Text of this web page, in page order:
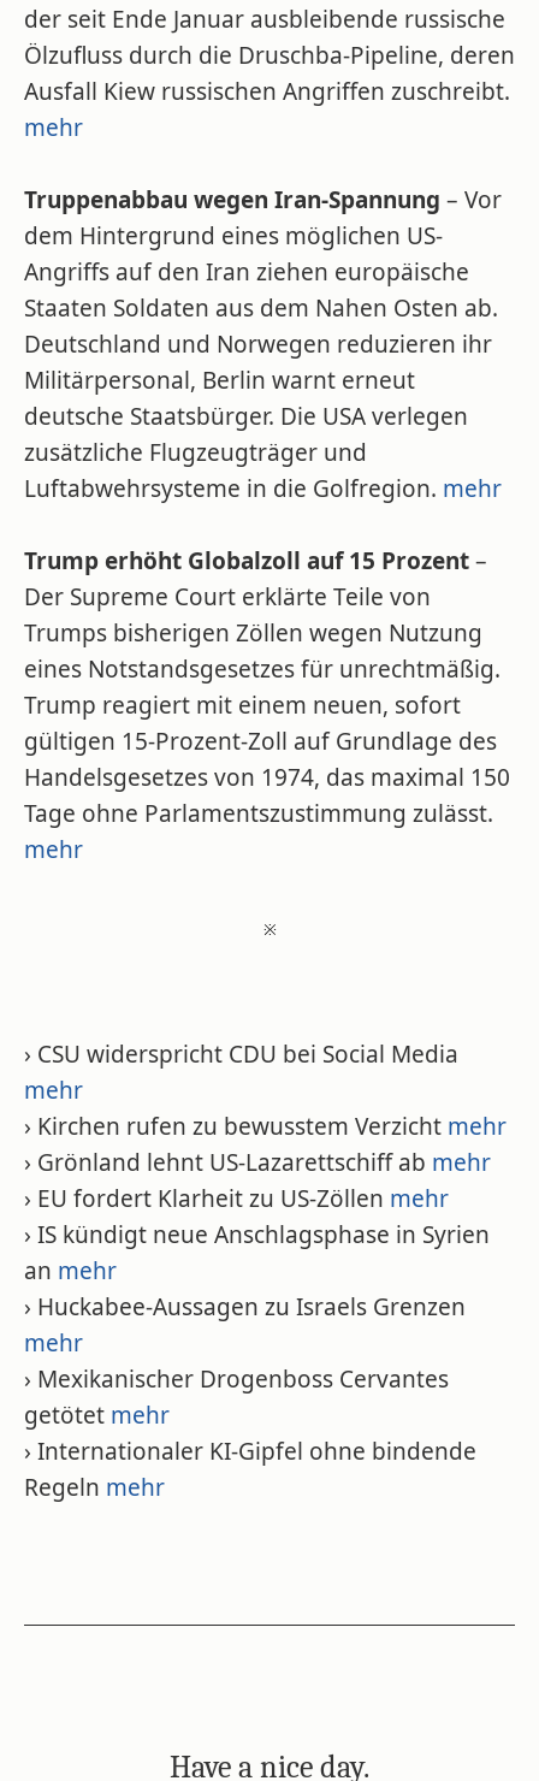
der seit Ende Januar ausbleibende russische
Ölzufluss durch die Druschba-Pipeline, deren
Ausfall Kiew russischen Angriffen zuschreibt.
mehr
Truppenabbau wegen Iran-Spannung – Vor
dem Hintergrund eines möglichen US-
Angriffs auf den Iran ziehen europäische
Staaten Soldaten aus dem Nahen Osten ab.
Deutschland und Norwegen reduzieren ihr
Militärpersonal, Berlin warnt erneut
deutsche Staatsbürger. Die USA verlegen
zusätzliche Flugzeugträger und
Luftabwehrsysteme in die Golfregion. mehr
Trump erhöht Globalzoll auf 15 Prozent–
Der Supreme Court erklärte Teile von
Trumps bisherigen Zöllen wegen Nutzung
eines Notstandsgesetzes für unrechtmäßig.
Trump reagiert mit einem neuen, sofort
gültigen 15-Prozent-Zoll auf Grundlage des
Handelsgesetzes von 1974, das maximal 150
Tage ohne Parlamentszustimmung zulässt.
mehr
※
› CSU widerspricht CDU bei Social Media
mehr
› Kirchen rufen zu bewusstem Verzicht mehr
› Grönland lehnt US-Lazarettschiff ab mehr
› EU fordert Klarheit zu US-Zöllen mehr
› IS kündigt neue Anschlagsphase in Syrien
an mehr
› Huckabee-Aussagen zu Israels Grenzen
mehr
› Mexikanischer Drogenboss Cervantes
getötet mehr
› Internationaler KI-Gipfel ohne bindende
Regeln mehr
Have a nice day.